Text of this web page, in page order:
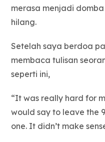
merasa menjadi
hilang.
Setelah saya berdoa
membaca tulisan
seperti ini,
“It was really hard for
would say to leave the
one. It didn’t make